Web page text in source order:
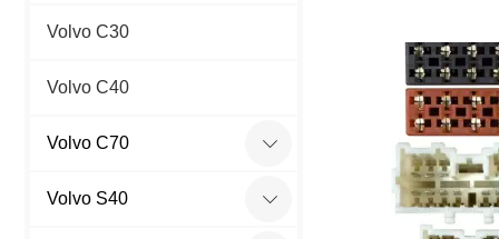
Volvo C30
Volvo C40
Volvo C70
C70 1998-2005
Volvo S40